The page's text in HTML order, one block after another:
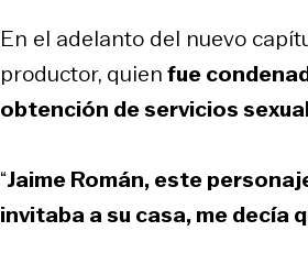
En el adelanto del nuevo
productor, quienfue
obtención de servicios
“Jaime Román, este
invitaba a su casa, me decía